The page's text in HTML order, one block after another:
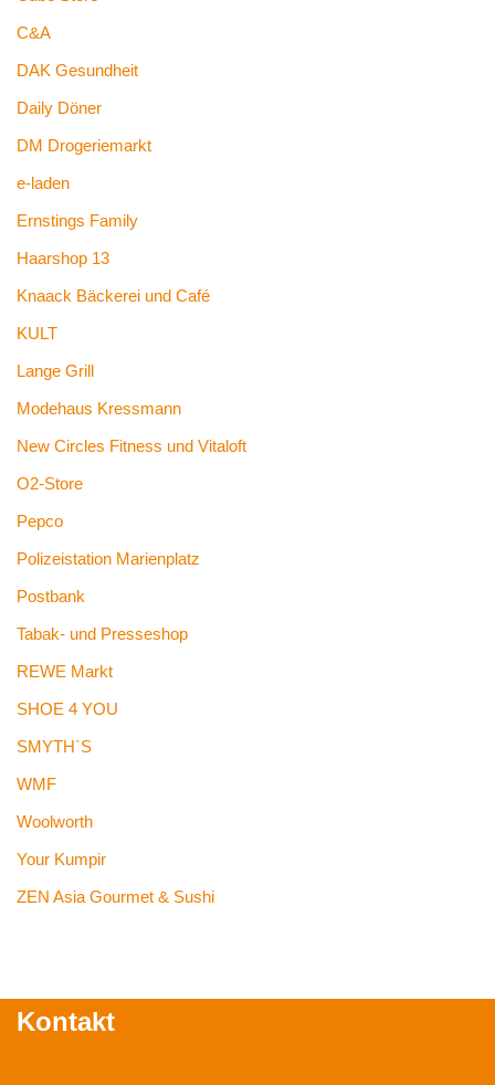
C&A
DAK Gesundheit
Daily Döner
DM Drogeriemarkt
e-laden
Ernstings Family
Haarshop 13
Knaack Bäckerei und Café
KULT
Lange Grill
Modehaus Kressmann
New Circles Fitness und Vitaloft
O2-Store
Pepco
Polizeistation Marienplatz
Postbank
Tabak- und Presseshop
REWE Markt
SHOE 4 YOU
SMYTH`S
WMF
Woolworth
Your Kumpir
ZEN Asia Gourmet & Sushi
Kontakt